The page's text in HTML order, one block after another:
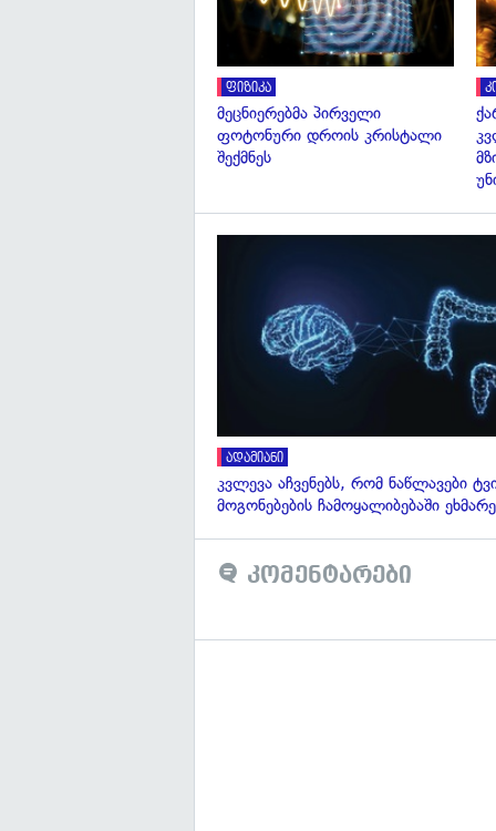
ფიზიკა
მეცნიერებმა პირველი
ფოტონური დროის კრისტალი
შექმნეს
ადამიანი
კვლევა აჩვენებს, რომ ნაწლავები
მოგონებების ჩამოყალიბებაში
კომენტარები